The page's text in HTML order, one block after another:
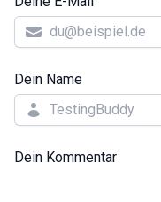
Dein Name
Dein Kommentar